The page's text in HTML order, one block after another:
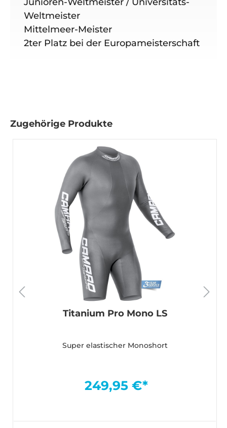
Weltmeister
Mittelmeer-Meister
2ter Platz bei der Europameisterschaft
Zugehörige Produkte
Titanium Pro Mono LS
Super elastischer Monoshort
249,95 €*